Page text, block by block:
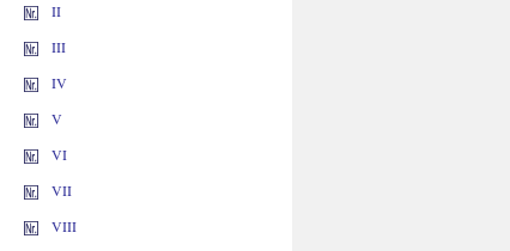
II
III
IV
V
VI
VII
VIII